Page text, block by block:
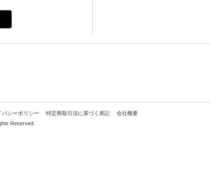
バシーポリシー 特定商取引法に基づく表記
会社概要
Reserved.